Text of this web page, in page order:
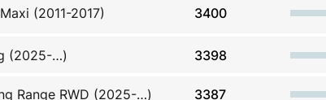
(2011-2017) 3400
(2025-…) 3398
Range RWD (2025-…) 3387